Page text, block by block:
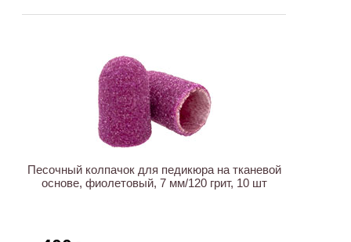
Песочный колпачок для педикюра на тканевой
основе, фиолетовый, 7 мм/120 грит, 10 шт